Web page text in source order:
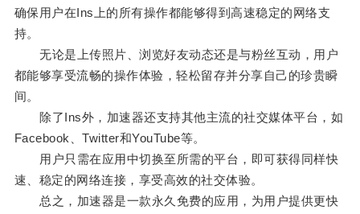
确保用户在Ins上的所有操作都能够得到高速稳定的网络支
持。
无论是上传照片、浏览好友动态还是与粉丝互动，用户
都能够享受流畅的操作体验，轻松留存并分享自己的珍贵瞬
间。
除了Ins外，加速器还支持其他主流的社交媒体平台，如
Facebook、Twitter和YouTube等。
用户只需在应用中切换至所需的平台，即可获得同样快
速、稳定的网络连接，享受高效的社交体验。
总之，加速器是一款永久免费的应用，为用户提供更快